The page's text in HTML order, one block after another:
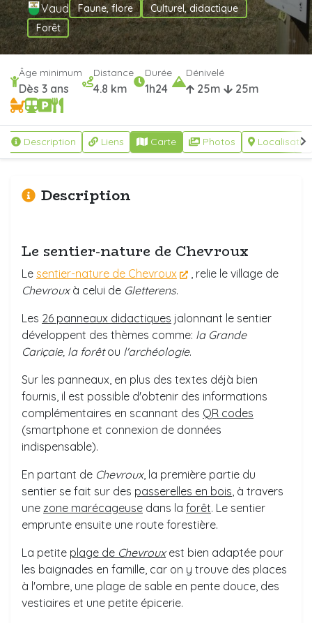
Vaud Faune, flore
Culturel, didactique
Forêt
Âge minimum
Dès 3 ans
Distance
4.8 km
Durée
1h24
Dénivelé
25m 25m
Description Liens Carte Photos
Description
Le sentier-nature de Chevroux
Le sentier-nature de Chevroux
, relie le village de
Chevroux à celui de Gletterens.
Les 26 panneaux didactiques jalonnant le sentier
développent des thèmes comme: la Grande
Cariçaie, la forêtou l'archéologie.
Sur les panneaux, en plus des textes déjà bien
fournis, il est possible d'obtenir des informations
complémentaires en scannant des QR codes
(smartphone et connexion de données
indispensable).
En partant de Chevroux, la première partie du
sentier se fait sur des passerelles en bois, à travers
une zone marécageuse dans la forêt. Le sentier
emprunte ensuite une route forestière.
La petite plage de Chevroux est bien adaptée pour
les baignades en famille, car on y trouve des places
à l'ombre, une plage de sable en pente douce, des
vestiaires et une petite épicerie.